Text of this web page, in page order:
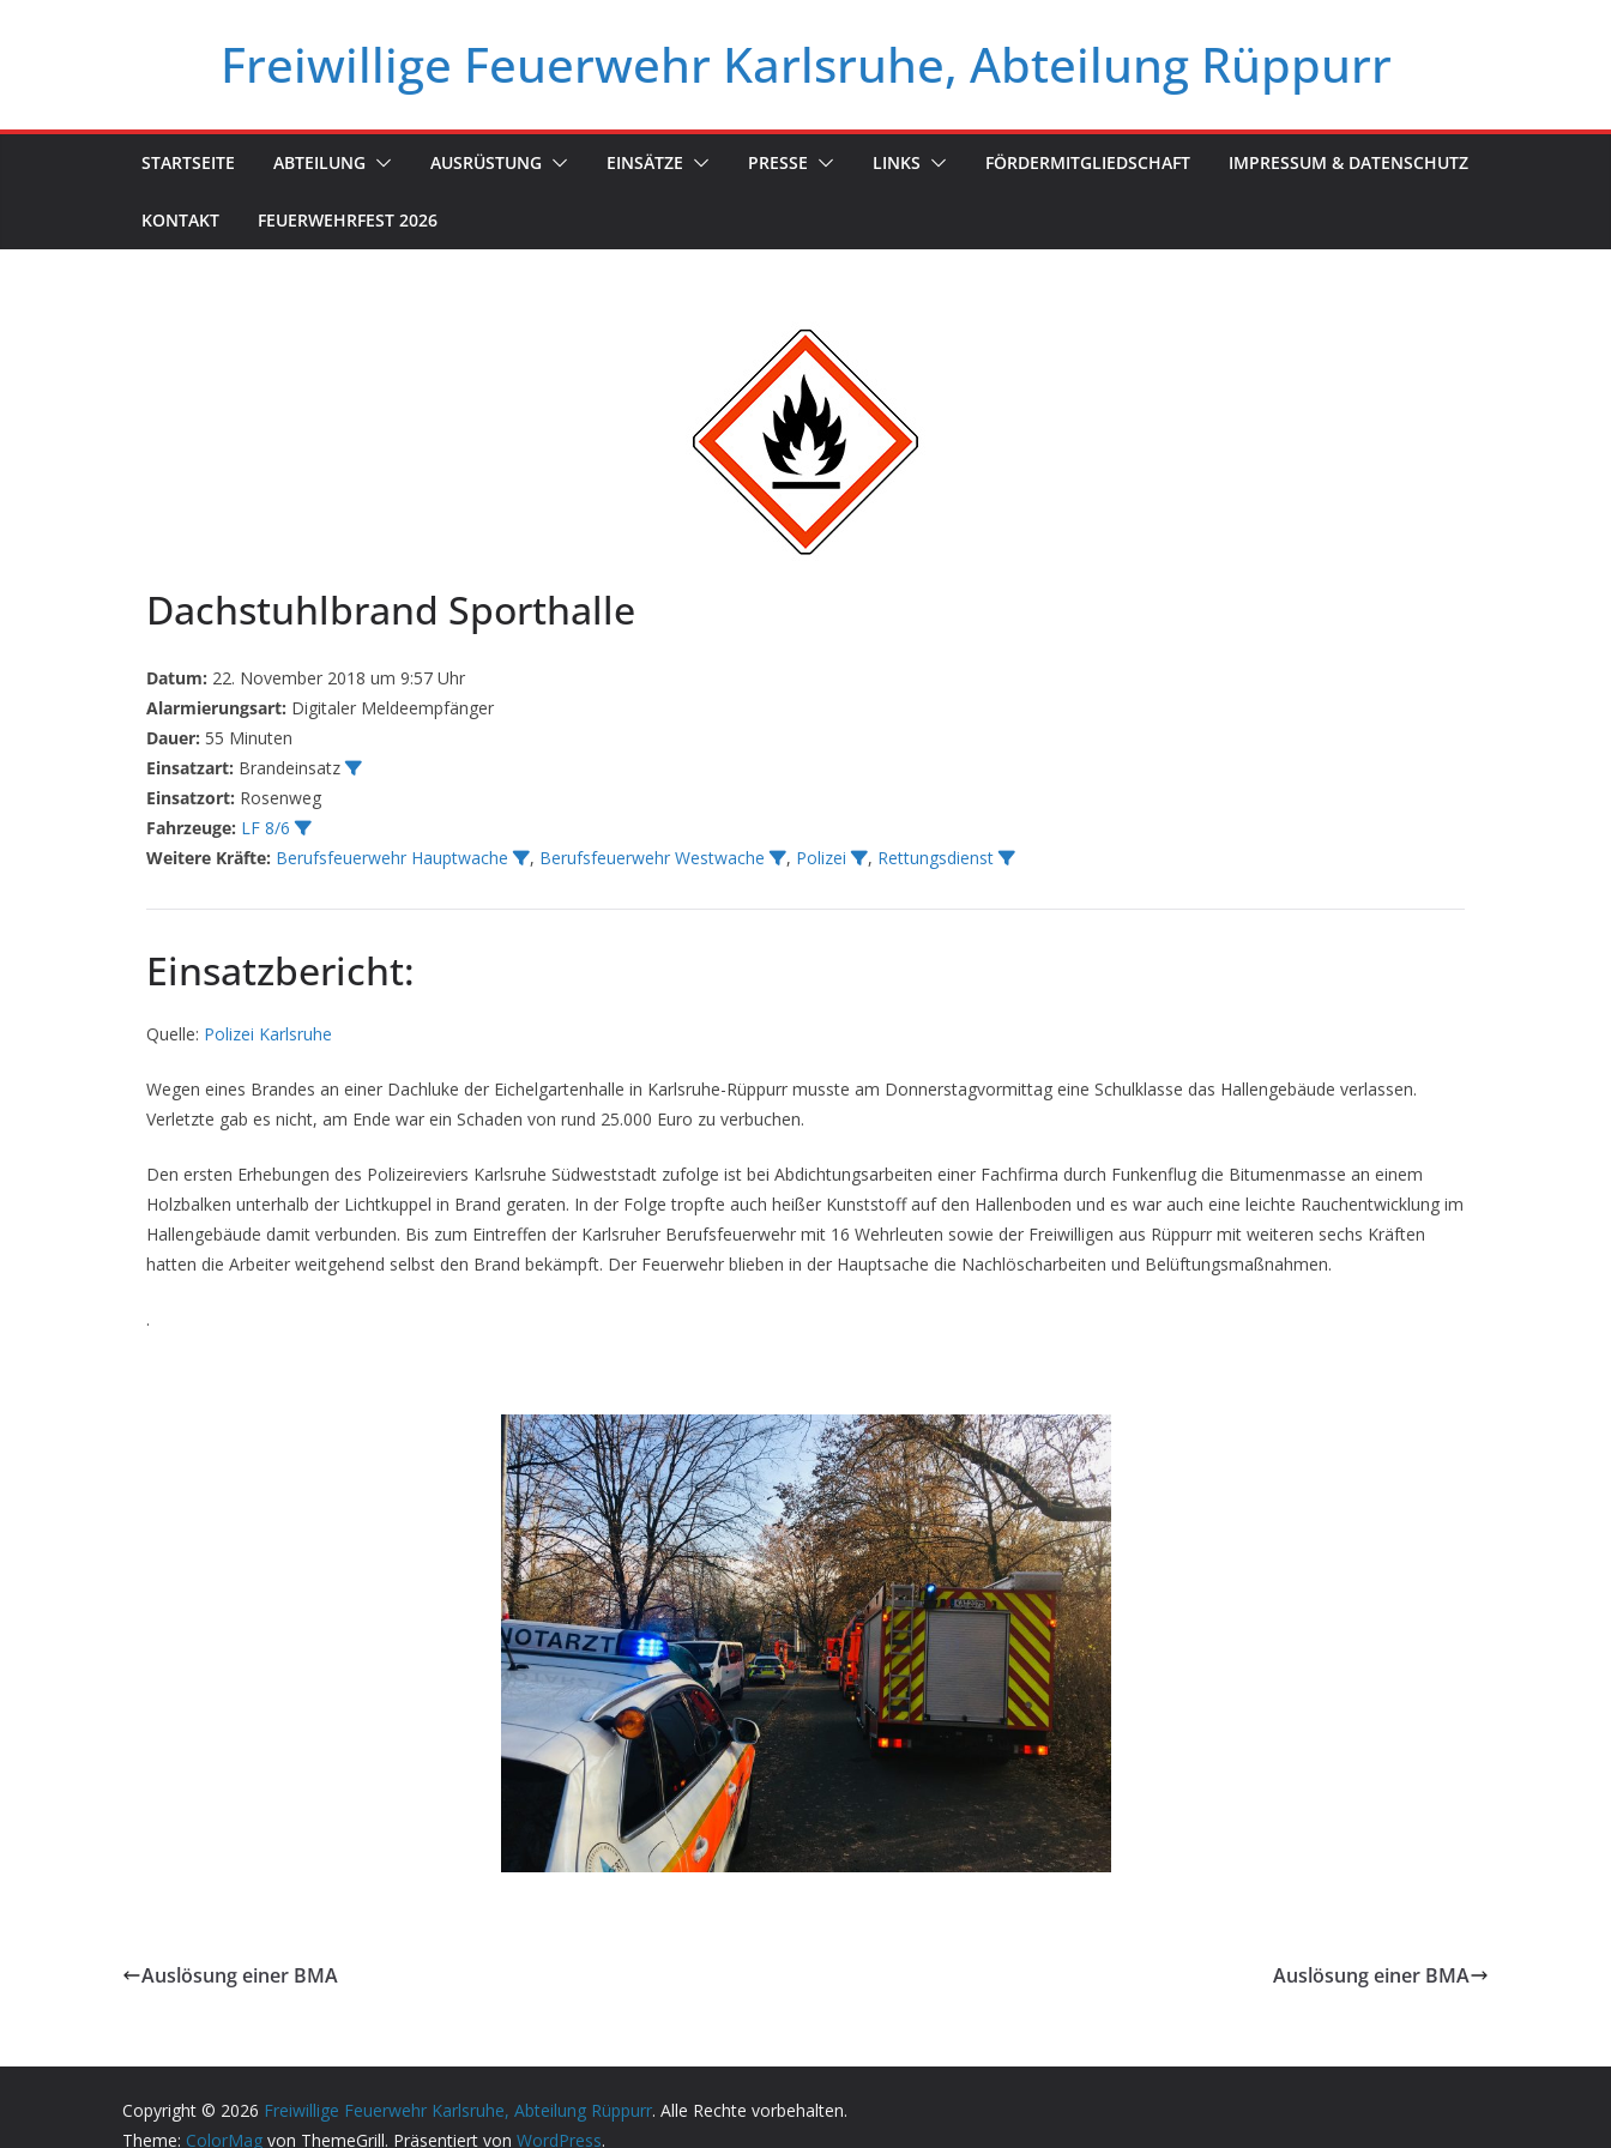
Freiwillige Feuerwehr Karlsruhe, Abteilung Rüppurr
STARTSEITE ABTEILUNG AUSRÜSTUNG EINSÄTZE PRESSE LINKS FÖRDERMITGLIEDSCHAFT IMPRESSUM & DATENSCHUTZ
KONTAKT FEUERWEHRFEST 2026
Dachstuhlbrand Sporthalle
Datum: 22. November 2018 um 9:57 Uhr
Alarmierungsart: Digitaler Meldeempfänger
Dauer: 55 Minuten
Einsatzart: Brandeinsatz
Einsatzort: Rosenweg
Fahrzeuge: LF 8/6
Weitere Kräfte: Berufsfeuerwehr Hauptwache , Berufsfeuerwehr Westwache , Polizei , Rettungsdienst
Einsatzbericht:
Quelle: Polizei Karlsruhe
Wegen eines Brandes an einer Dachluke der Eichelgartenhalle in Karlsruhe-Rüppurr musste am Donnerstagvormittag eine Schulklasse das Hallengebäude verlassen.
Verletzte gab es nicht, am Ende war ein Schaden von rund 25.000 Euro zu verbuchen.
Den ersten Erhebungen des Polizeireviers Karlsruhe Südweststadt zufolge ist bei Abdichtungsarbeiten einer Fachfirma durch Funkenflug die Bitumenmasse an einem
Holzbalken unterhalb der Lichtkuppel in Brand geraten. In der Folge tropfte auch heißer Kunststoff auf den Hallenboden und es war auch eine leichte Rauchentwicklung im
Hallengebäude damit verbunden. Bis zum Eintreffen der Karlsruher Berufsfeuerwehr mit 16 Wehrleuten sowie der Freiwilligen aus Rüppurr mit weiteren sechs Kräften
hatten die Arbeiter weitgehend selbst den Brand bekämpft. Der Feuerwehr blieben in der Hauptsache die Nachlöscharbeiten und Belüftungsmaßnahmen.
.
Auslösung einer BMA Auslösung einer BMA
Copyright © 2026 Freiwillige Feuerwehr Karlsruhe, Abteilung Rüppurr. Alle Rechte vorbehalten.
Theme: ColorMag von ThemeGrill. Präsentiert von WordPress.